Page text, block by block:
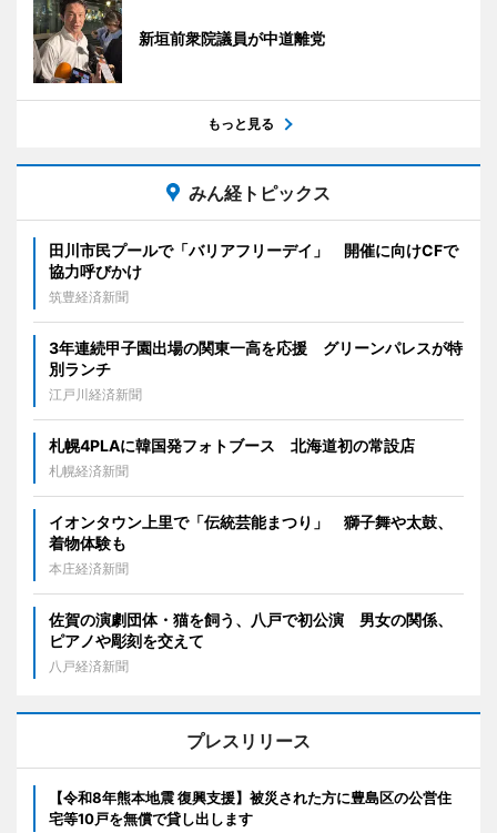
新垣前衆院議員が中道離党
もっと見る
みん経トピックス
田川市民プールで「バリアフリーデイ」 開催に向けCFで
協力呼びかけ
筑豊経済新聞
3年連続甲子園出場の関東一高を応援 グリーンパレスが特
別ランチ
江戸川経済新聞
札幌4PLAに韓国発フォトブース 北海道初の常設店
札幌経済新聞
イオンタウン上里で「伝統芸能まつり」 獅子舞や太鼓、
着物体験も
本庄経済新聞
佐賀の演劇団体・猫を飼う、八戸で初公演 男女の関係、
ピアノや彫刻を交えて
八戸経済新聞
プレスリリース
【令和8年熊本地震 復興支援】被災された方に豊島区の公営住
宅等10戸を無償で貸し出します